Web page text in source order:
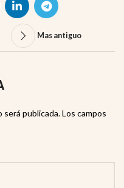
Mas antiguo
publicada.Los campos